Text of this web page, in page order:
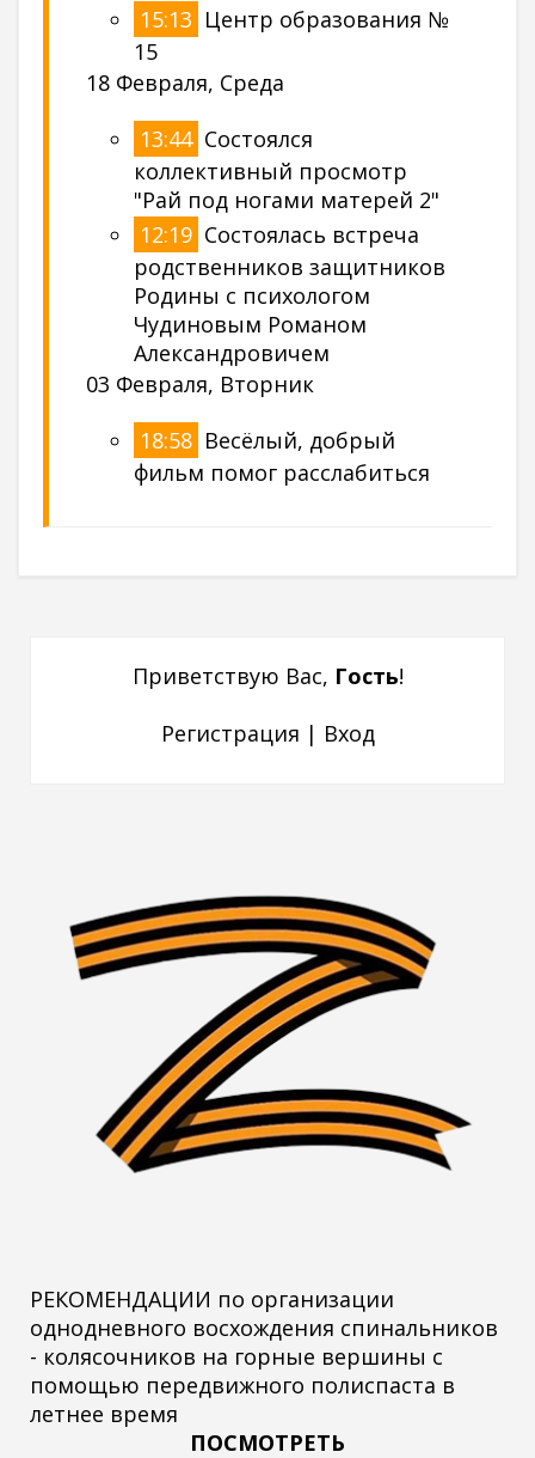
15:13 Центр образования №
15
18 Февраля, Среда
13:44 Cостоялся
коллективный просмотр
"Рай под ногами матерей 2"
12:19 Cостоялась встреча
родственников защитников
Родины с психологом
Чудиновым Романом
Александровичем
03 Февраля, Вторник
18:58 Весёлый, добрый
фильм помог расслабиться
Приветствую Вас, Гость!
Регистрация | Вход
РЕКОМЕНДАЦИИ по организации
однодневного восхождения спинальников
- колясочников на горные вершины с
помощью передвижного полиспаста в
летнее время
ПОСМОТРЕТЬ